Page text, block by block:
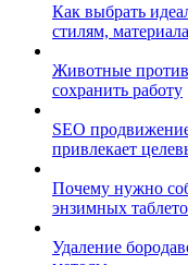
Как выбрать
стилям,
Животные
сохранить работу
SEO
привлекает
Почему нужно
энзимных
Удаление